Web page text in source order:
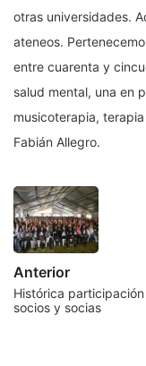
otras universidades.
ateneos.
entre cuarenta y
salud mental, una en
musicoterapia,
Fabián Allegro.
Anterior
Histórica
socios y socias